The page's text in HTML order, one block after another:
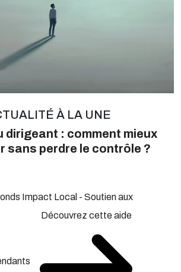
À LA UNE
dirigeant : comment mieux
sans perdre le contrôle ?
Impact Local - Soutien aux
Découvrez cette aide